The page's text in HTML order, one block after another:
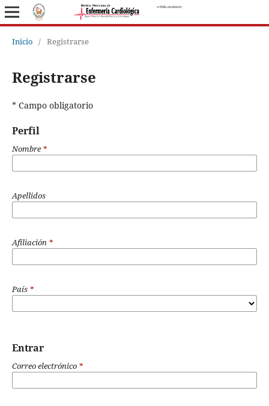
Inicio / Registrarse
Registrarse
* Campo obligatorio
Perfil
Nombre*
Apellidos
Afiliación *
País *
Entrar
Correo electrónico *